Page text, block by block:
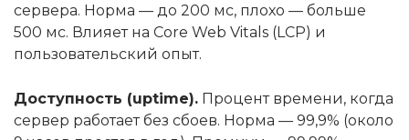
сервера. Норма — до 200 мс, плохо — больше
500 мс. Влияет на Core Web Vitals (LCP) и
пользовательский опыт.
Доступность (uptime). Процент времени, когда
сервер работает без сбоев. Норма — 99,9% (около